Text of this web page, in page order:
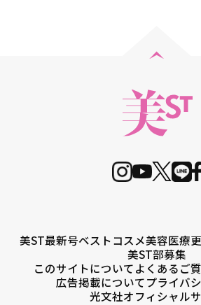
美ST最新号ベストコスメ美容医療
美ST部募集
このサイトについてよくあるご
広告掲載についてプライバ
光文社オフィシャル